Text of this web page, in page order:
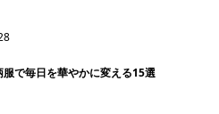
服で毎日を華やかに変える15選